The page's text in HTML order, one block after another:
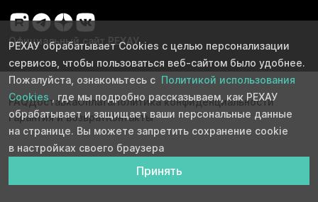
Официальный сайт РЕХАУ
FAQДоставкаОплатаПолитика конфиденциальности
Гарантия и возвратКонтакты
РЕХАУ обрабатывает Cookies с целью персонализации
сервисов, чтобы пользоваться веб-сайтом было удобнее.
Пожалуйста, ознакомьтесь с Политикой использования
Cookies
, где мы подробно рассказываем, как РЕХАУ
обрабатывает и защищает ваши персональные данные
на странице. Вы можете запретить сохранение cookie
в настройках своего браузера
Принять